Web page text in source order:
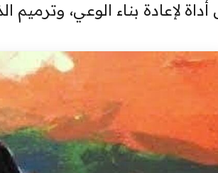
أداة لإعادة بناء الوعي،